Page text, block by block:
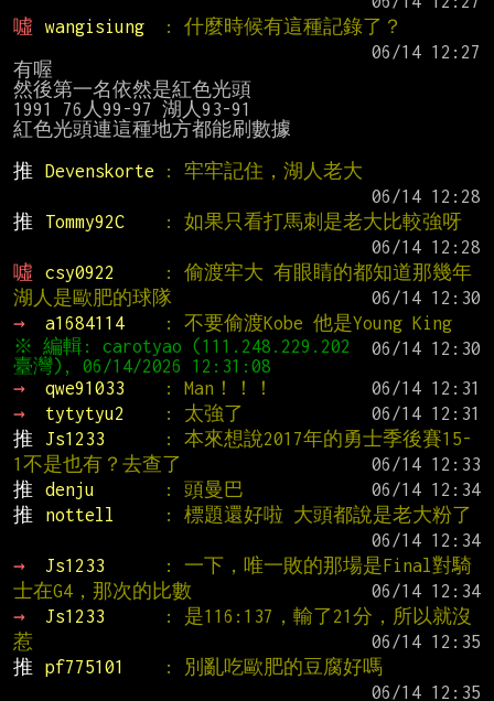
噓
wangisiung
: 什麼時候有這種記錄了？
有喔
然後第一名依然是紅色光頭
1991 76人99-97 湖人93-91
紅色光頭連這種地方都能刷數據
推 Devenskorte
: 牢牢記住，湖人老大
推
Tommy92C
: 如果只看打馬刺是老大比較強呀
噓
csy0922
: 偷渡牢大 有眼睛的都知道那幾年
湖人是歐肥的球隊
→
a1684114
: 不要偷渡Kobe 他是Young King
※ 編輯: carotyao (111.248.229.202
→
qwe91033 : Man！！！
→
tytytyu2 : 太強了
推
Js1233
: 本來想說2017年的勇士季後賽15-
1不是也有？去查了
推
denju : 頭曼巴
推
nottell
: 標題還好啦 大頭都說是老大粉了
→
Js1233
: 一下，唯一敗的那場是Final對騎
士在G4，那次的比數
→
Js1233
: 是116:137，輸了21分，所以就沒
惹
推
pf775101
: 別亂吃歐肥的豆腐好嗎